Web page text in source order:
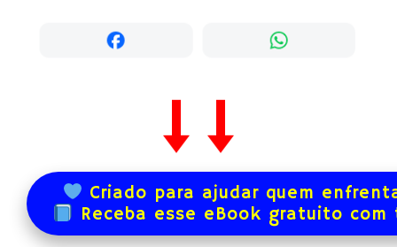
Criado para ajudar quem
Receba esse eBook gratuito